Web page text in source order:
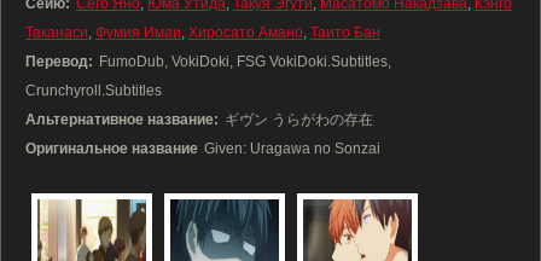
Сейю: Сёго Яно, Юма Утида, Такуя Эгути, Масатомо Накадзава, Кэнго
Таканаси, Фумия Имаи, Хиросато Амано, Таито Бан
Перевод: FumoDub, VokiDoki, FSG VokiDoki.Subtitles,
Crunchyroll.Subtitles
Альтернативное название: ギヴン うらがわの存在
Оригинальное название Given: Uragawa no Sonzai